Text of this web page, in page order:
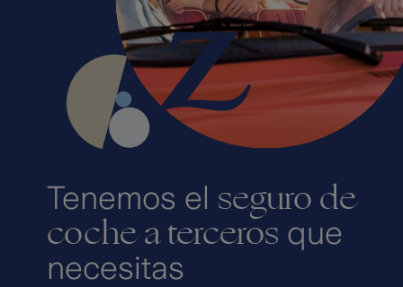
Tenemos el seguro de
coche a terceros que
necesitas